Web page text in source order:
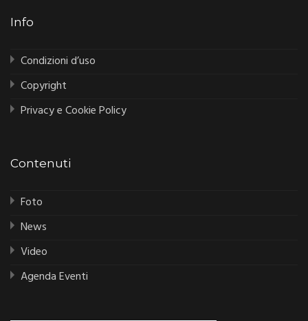
Info
Condizioni d’uso
Copyright
Privacy e Cookie Policy
Contenuti
Foto
News
Video
Agenda Eventi